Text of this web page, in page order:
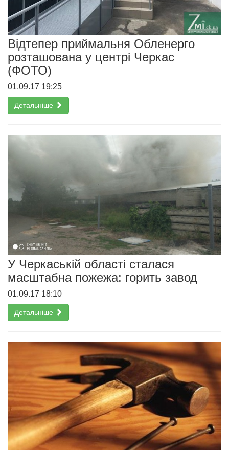
Відтепер приймальня Обленерго
розташована у центрі Черкас
(ФОТО)
01.09.17 19:25
Детальніше
У Черкаській області сталася
масштабна пожежа: горить завод
01.09.17 18:10
Детальніше